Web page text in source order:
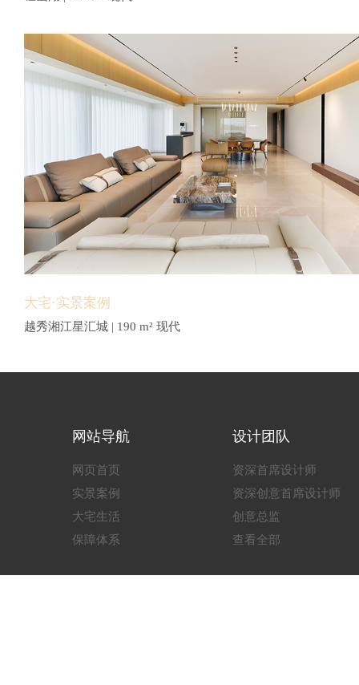
大宅·实景案例
越秀湘江星汇城 | 190 m² 现代
网站导航
网页首页
实景案例
大宅生活
保障体系
设计团队
资深首席设计师
资深创意首席设计师
创意总监
查看全部